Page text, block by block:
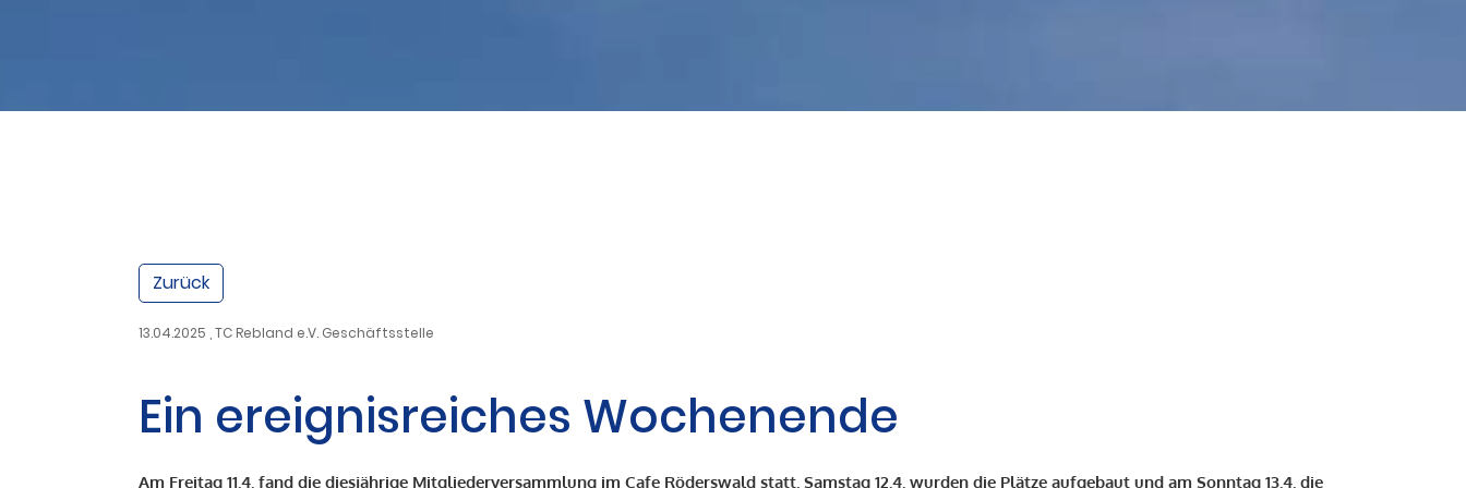
Zurück
13.04.2025 , TC Rebland e.V. Geschäftsstelle
Ein ereignisreiches Wochenende
Am Freitag 11.4. fand die diesjährige Mitgliederversammlung im Cafe Röderswald statt. Samstag 12.4. wurden die Plätze aufgebaut und am Sonntag 13.4. die